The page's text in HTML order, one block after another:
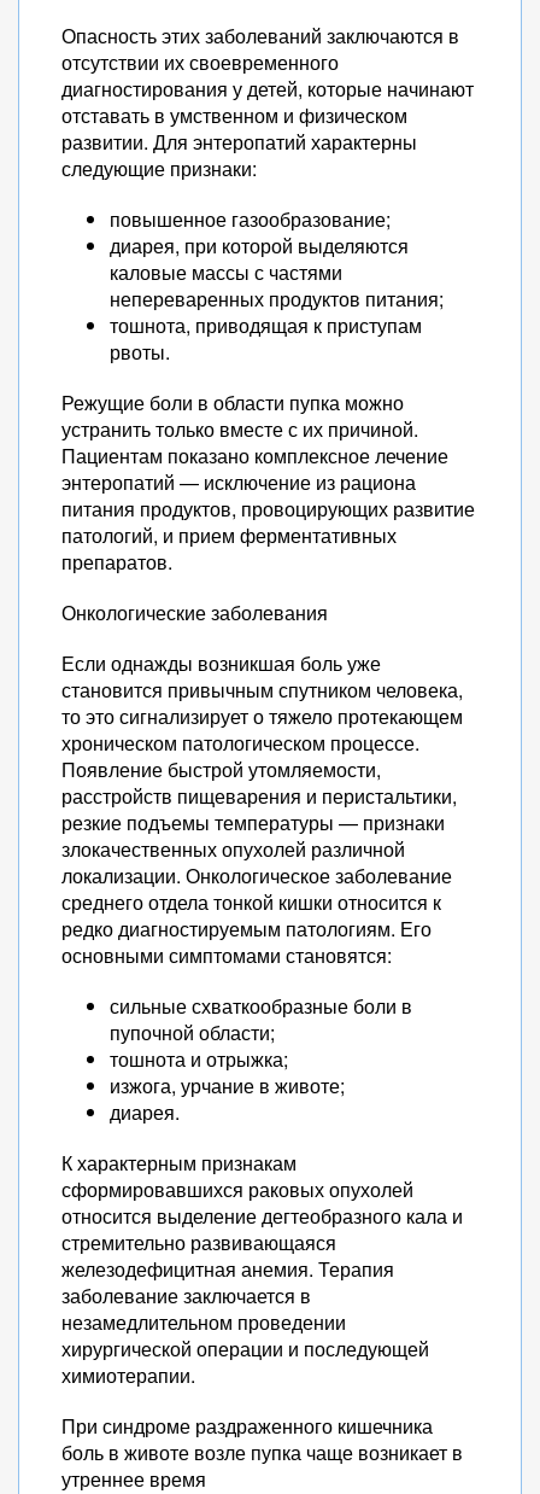
Опасность этих заболеваний заключаются в
отсутствии их своевременного
диагностирования у детей, которые начинают
отставать в умственном и физическом
развитии. Для энтеропатий характерны
следующие признаки:
повышенное газообразование;
диарея, при которой выделяются
каловые массы с частями
непереваренных продуктов питания;
тошнота, приводящая к приступам
рвоты.
Режущие боли в области пупка можно
устранить только вместе с их причиной.
Пациентам показано комплексное лечение
энтеропатий — исключение из рациона
питания продуктов, провоцирующих развитие
патологий, и прием ферментативных
препаратов.
Онкологические заболевания
Если однажды возникшая боль уже
становится привычным спутником человека,
то это сигнализирует о тяжело протекающем
хроническом патологическом процессе.
Появление быстрой утомляемости,
расстройств пищеварения и перистальтики,
резкие подъемы температуры — признаки
злокачественных опухолей различной
локализации. Онкологическое заболевание
среднего отдела тонкой кишки относится к
редко диагностируемым патологиям. Его
основными симптомами становятся:
сильные схваткообразные боли в
пупочной области;
тошнота и отрыжка;
изжога, урчание в животе;
диарея.
К характерным признакам
сформировавшихся раковых опухолей
относится выделение дегтеобразного кала и
стремительно развивающаяся
железодефицитная анемия. Терапия
заболевание заключается в
незамедлительном проведении
хирургической операции и последующей
химиотерапии.
При синдроме раздраженного кишечника
боль в животе возле пупка чаще возникает в
утреннее время